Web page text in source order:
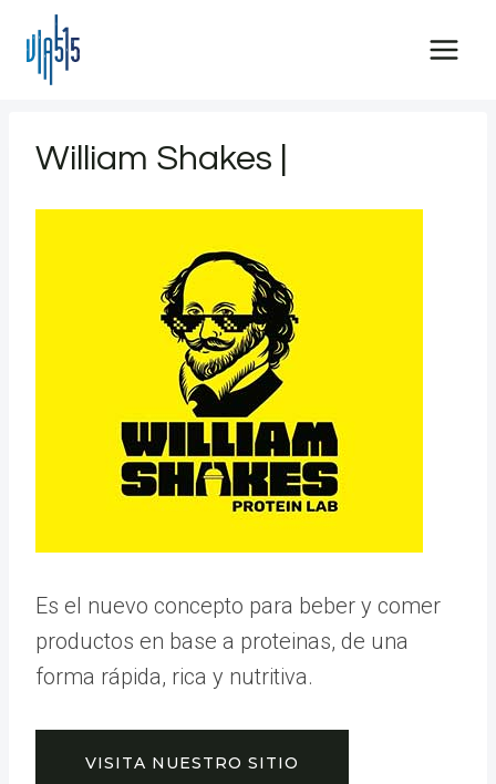
Saltar
contenido
William Shakes |
Es el nuevo concepto para beber y comer
productos en base a proteinas, de una
forma rápida, rica y nutritiva.
VISITA NUESTRO SITIO